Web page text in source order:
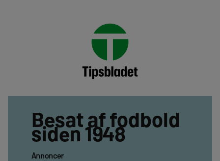
Besat af fodbold
siden 1948
Annoncer